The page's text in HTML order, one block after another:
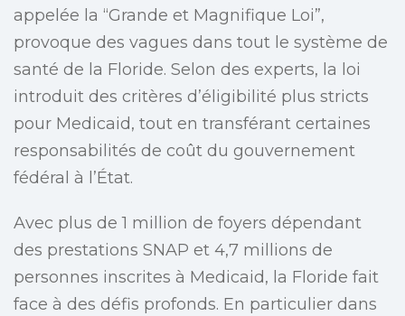
appelée la “Grande et Magnifique Loi”,
provoque des vagues dans tout le système de
santé de la Floride. Selon des experts, la loi
introduit des critères d’éligibilité plus stricts
pour Medicaid, tout en transférant certaines
responsabilités de coût du gouvernement
fédéral à l’État.
Avec plus de 1 million de foyers dépendant
des prestations SNAP et 4,7 millions de
personnes inscrites à Medicaid, la Floride fait
face à des défis profonds. En particulier dans